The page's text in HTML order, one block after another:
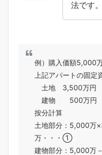
法です。
例）購入価額5,000
上記アパートの固定
土地 3,500万円
建物 500万円
按分計算
土地部分：5,000万
万・・・①
建物部分：5,000